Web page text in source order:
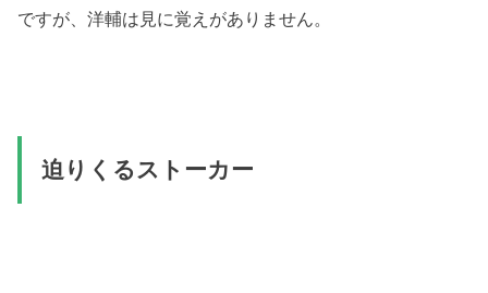
ですが、洋輔は見に覚えがありません。
迫りくるストーカー